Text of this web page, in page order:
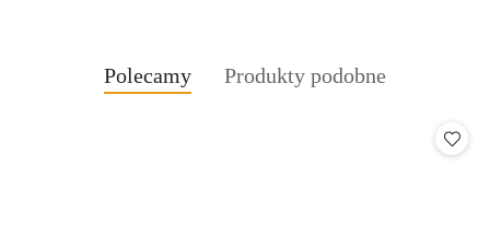
Pomiń karuzelę produktów
Produkty
Polecamy
Produkty
Produkty podobne